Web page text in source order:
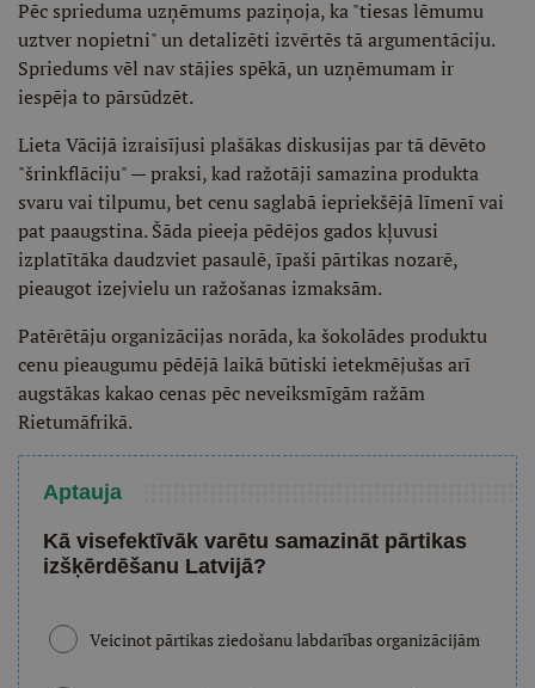
Pēc sprieduma uzņēmums paziņoja, ka "tiesas lēmumu
uztver nopietni" un detalizēti izvērtēs tā argumentāciju.
Spriedums vēl nav stājies spēkā, un uzņēmumam ir
iespēja to pārsūdzēt.
Lieta Vācijā izraisījusi plašākas diskusijas par tā dēvēto
"šrinkflāciju" — praksi, kad ražotāji samazina produkta
svaru vai tilpumu, bet cenu saglabā iepriekšējā līmenī vai
pat paaugstina. Šāda pieeja pēdējos gados kļuvusi
izplatītāka daudzviet pasaulē, īpaši pārtikas nozarē,
pieaugot izejvielu un ražošanas izmaksām.
Patērētāju organizācijas norāda, ka šokolādes produktu
cenu pieaugumu pēdējā laikā būtiski ietekmējušas arī
augstākas kakao cenas pēc neveiksmīgām ražām
Rietumāfrikā.
Aptauja
Kā visefektīvāk varētu samazināt pārtikas
izšķērdēšanu Latvijā?
Veicinot pārtikas ziedošanu labdarības organizācijām